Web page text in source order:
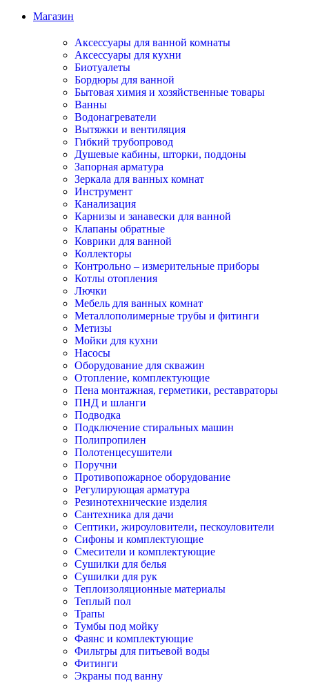
Магазин
Аксессуары для ванной комнаты
Аксессуары для кухни
Биотуалеты
Бордюры для ванной
Бытовая химия и хозяйственные товары
Ванны
Водонагреватели
Вытяжки и вентиляция
Гибкий трубопровод
Душевые кабины, шторки, поддоны
Запорная арматура
Зеркала для ванных комнат
Инструмент
Канализация
Карнизы и занавески для ванной
Клапаны обратные
Коврики для ванной
Коллекторы
Контрольно – измерительные приборы
Котлы отопления
Лючки
Мебель для ванных комнат
Металлополимерные трубы и фитинги
Метизы
Мойки для кухни
Насосы
Оборудование для скважин
Отопление, комплектующие
Пена монтажная, герметики, реставраторы
ПНД и шланги
Подводка
Подключение стиральных машин
Полипропилен
Полотенцесушители
Поручни
Противопожарное оборудование
Регулирующая арматура
Резинотехнические изделия
Сантехника для дачи
Септики, жироуловители, пескоуловители
Сифоны и комплектующие
Смесители и комплектующие
Сушилки для белья
Сушилки для рук
Теплоизоляционные материалы
Теплый пол
Трапы
Тумбы под мойку
Фаянс и комплектующие
Фильтры для питьевой воды
Фитинги
Экраны под ванну